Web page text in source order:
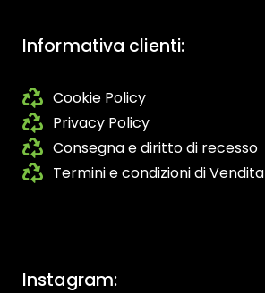
Informativa clienti:
Cookie Policy
Privacy Policy
Consegna e diritto di recesso
Termini e condizioni di Vendita
Instagram: